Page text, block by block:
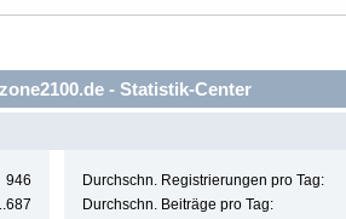
- Statistik-Center
946
Durchschn. Registrierungen pro Tag:
Durchschn. Beiträge pro Tag: